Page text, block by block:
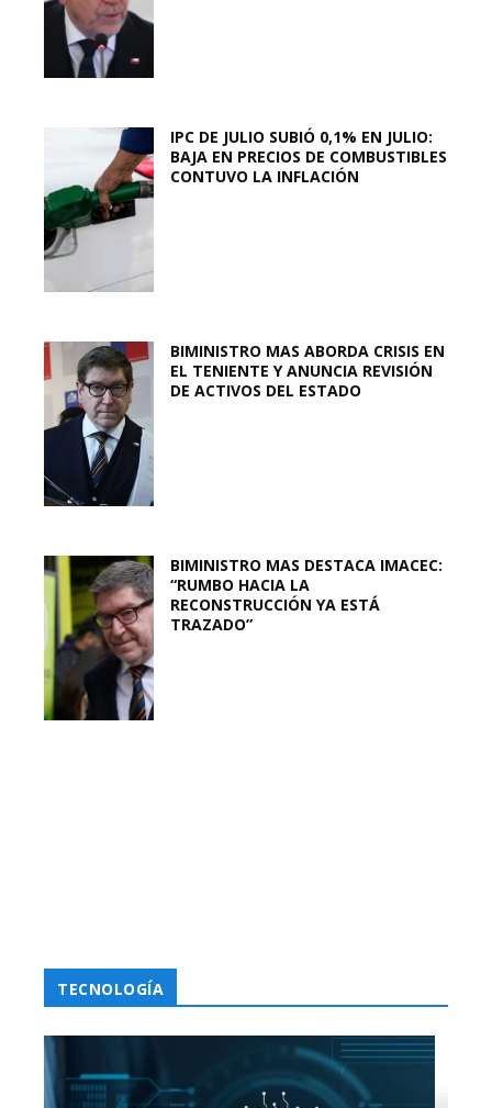
IPC DE JULIO SUBIÓ 0,1% EN JULIO:
BAJA EN PRECIOS DE COMBUSTIBLES
CONTUVO LA INFLACIÓN
BIMINISTRO MAS ABORDA CRISIS EN
EL TENIENTE Y ANUNCIA REVISIÓN
DE ACTIVOS DEL ESTADO
BIMINISTRO MAS DESTACA IMACEC:
“RUMBO HACIA LA
RECONSTRUCCIÓN YA ESTÁ
TRAZADO”
TECNOLOGÍA